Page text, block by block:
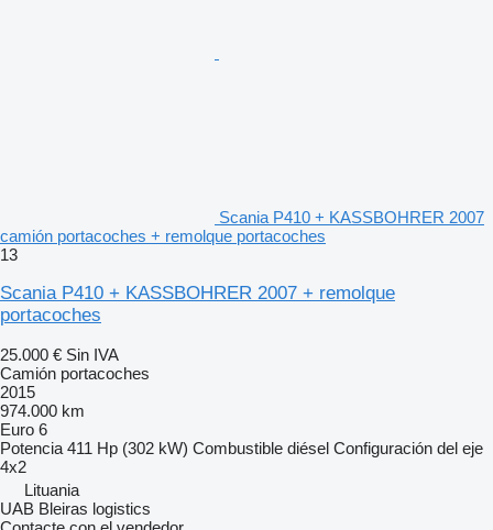
Scania P410 + KASSBOHRER 2007
camión portacoches + remolque portacoches
13
Scania P410 + KASSBOHRER 2007 + remolque
portacoches
25.000 € Sin IVA
Camión portacoches
2015
974.000 km
Euro 6
Potencia 411 Hp (302 kW) Combustible diésel Configuración del eje
4x2
Lituania
UAB Bleiras logistics